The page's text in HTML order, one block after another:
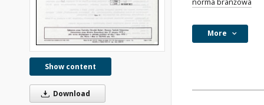
Show content
Download
norma branżowa
More